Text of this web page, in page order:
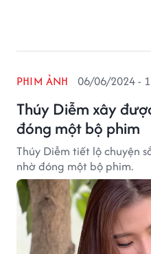
Thúy Diễm xây
đóng một bộ phim
PHIM ẢNH 06/06/2024 -
Thúy Diễm tiết lộ chuyện
nhờ đóng một bộ phim.